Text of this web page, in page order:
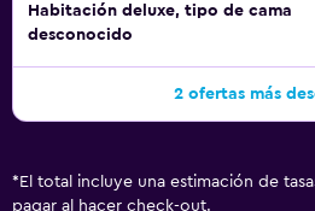
Habitación deluxe, tipo de cama
desconocido
2 ofertas más
* El total incluye una estimación de
pagar al hacer check-out.